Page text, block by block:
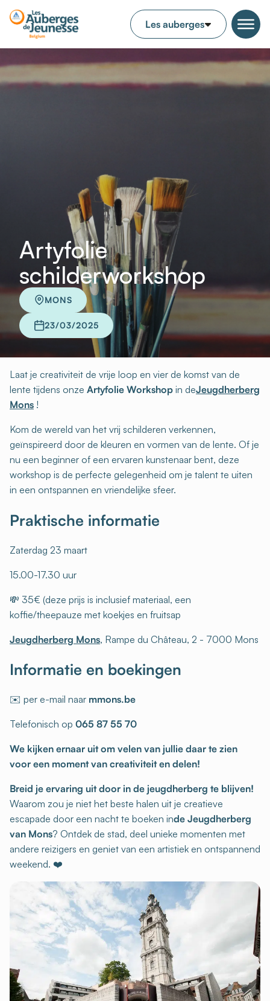
Artyfolie
schilderworkshop
MONS
23/03/2025
Laat je creativiteit de vrije loop en vier de komst van de
lente tijdens onze Artyfolie Workshop in deJeugdherberg
Mons !
Kom de wereld van het vrij schilderen verkennen,
geïnspireerd door de kleuren en vormen van de lente. Of je
nu een beginner of een ervaren kunstenaar bent, deze
workshop is de perfecte gelegenheid om je talent te uiten
in een ontspannen en vriendelijke sfeer.
Praktische informatie
Zaterdag 23 maart
15.00-17.30 uur
💸 35€ (deze prijs is inclusief materiaal, een
koffie/theepauze met koekjes en fruitsap
Jeugdherberg Mons, Rampe du Château, 2 - 7000 Mons
Informatie en boekingen
✉️ per e-mail naar mmons.be
Telefonisch op 065 87 55 70
We kijken ernaar uit om velen van jullie daar te zien
voor een moment van creativiteit en delen!
Breid je ervaring uit door in de jeugdherberg te blijven!
Waarom zou je niet het beste halen uit je creatieve
escapade door een nacht te boeken inde Jeugdherberg
van Mons? Ontdek de stad, deel unieke momenten met
andere reizigers en geniet van een artistiek en ontspannend
weekend. ❤️